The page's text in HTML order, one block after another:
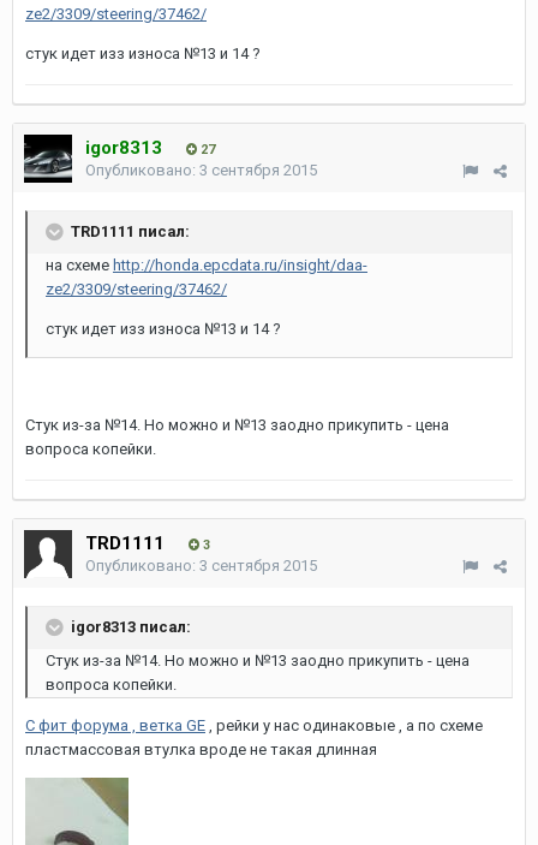
ze2/3309/steering/37462/
стук идет изз износа №13 и 14 ?
igor8313 27
Опубликовано: 3 сентября 2015
TRD1111 писал:
на схеме http://honda.epcdata.ru/insight/daa-
ze2/3309/steering/37462/
стук идет изз износа №13 и 14 ?
Стук из-за №14. Но можно и №13 заодно прикупить - цена
вопроса копейки.
TRD1111 3
Опубликовано: 3 сентября 2015
igor8313 писал:
Стук из-за №14. Но можно и №13 заодно прикупить - цена
вопроса копейки.
С фит форума , ветка GE , рейки у нас одинаковые , а по схеме
пластмассовая втулка вроде не такая длинная